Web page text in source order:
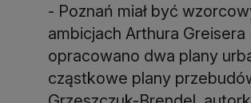
- Poznań miał być
ambicjach Arthura
opracowano dwa plany
cząstkowe plany